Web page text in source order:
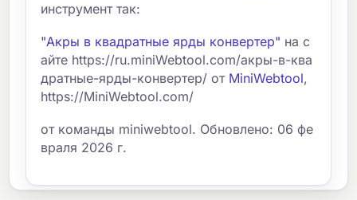
инструмент так:
"Акры в квадратные ярды конвертер" на с
айте https://ru.miniWebtool.com/акры-в-ква
дратные-ярды-конвертер/ от MiniWebtool,
https://MiniWebtool.com/
от команды miniwebtool. Обновлено: 06 фе
враля 2026 г.